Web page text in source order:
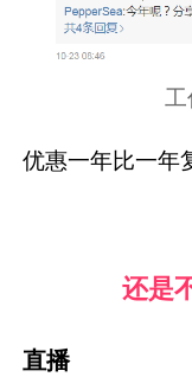
优惠一年比一年
还是
直播